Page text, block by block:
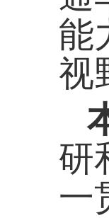
能
视
研
一